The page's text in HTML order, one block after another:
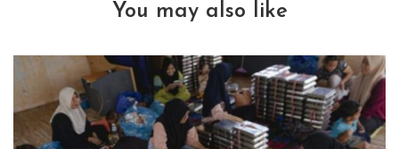
You may also like